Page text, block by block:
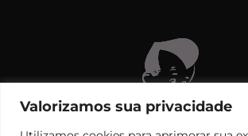
Valorizamos sua privacidade